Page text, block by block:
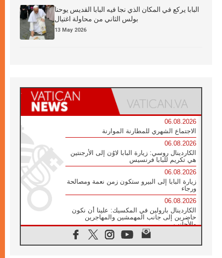
البابا يركع في المكان الذي نجا فيه البابا القديس يوحنا
بولس الثاني من محاولة اغتيال
13 May 2026
06.08.2026
الاجتماع الشهري للمطارنة الموارنة
06.08.2026
الكاردينال روسي: زيارة البابا لاوُن إلى الأرجنتين
هي تكريم للبابا فرنسيس
06.08.2026
زيارة البابا إلى البيرو ستكون زمن نعمة ومصالحة
ورجاء
06.08.2026
الكاردينال بارولين في المكسيك: علينا أن نكون
حاضرين إلى جانب المهمشين والمهاجرين
والأجانب
البابا لاوُن الرابع عشر للشباب في أسيزي: